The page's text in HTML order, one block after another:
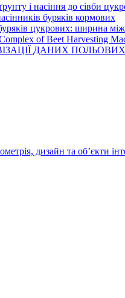
і насіння до сівби
буряків кормових
цукрових: ширина
of Beet Harvesting
ДАНИХ
дизайн та об’єкти